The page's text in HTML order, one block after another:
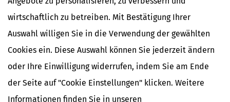
wirtschaftlich zu betreiben. Mit Bestätigung Ihrer
Auswahl willigen Sie in die Verwendung der gewählten
Cookies ein. Diese Auswahl können Sie jederzeit ändern
oder Ihre Einwilligung widerrufen, indem Sie am Ende
der Seite auf "Cookie Einstellungen" klicken. Weitere
Informationen finden Sie in unseren
Feiertagen in Bäckereien und Konditoreien für bis zu drei Stunden
mit der Herstellung und dem Austragen oder Ausfahren von
Bäckerwaren beschäftigt werden.
(4) Sofern die Arbeiten nicht an Werktagen vorgenommen werden
können, dürfenArbeitnehmerzur Durchführung des Eil- und